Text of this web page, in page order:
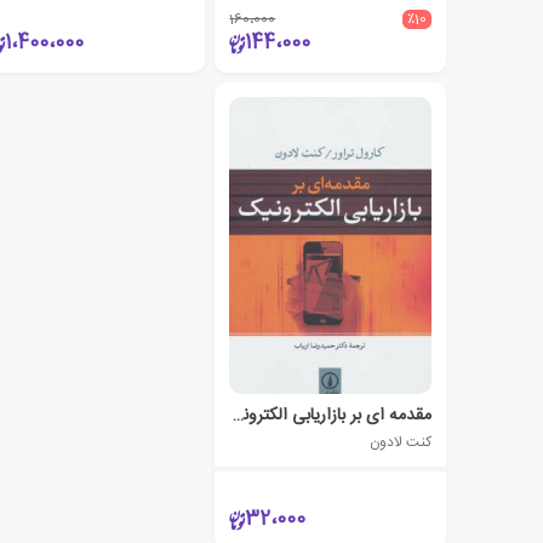
٪10 160،000
144،000 1،400،000
مقدمه ای بر بازاریابی الکترونیک
کنت لادون
32،000